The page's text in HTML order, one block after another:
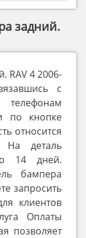
задний.
RAV 4 2006-
с
по кнопке
относится
На деталь
14 дней.
бампера
запросить
клиентов
Оплаты
позволяет